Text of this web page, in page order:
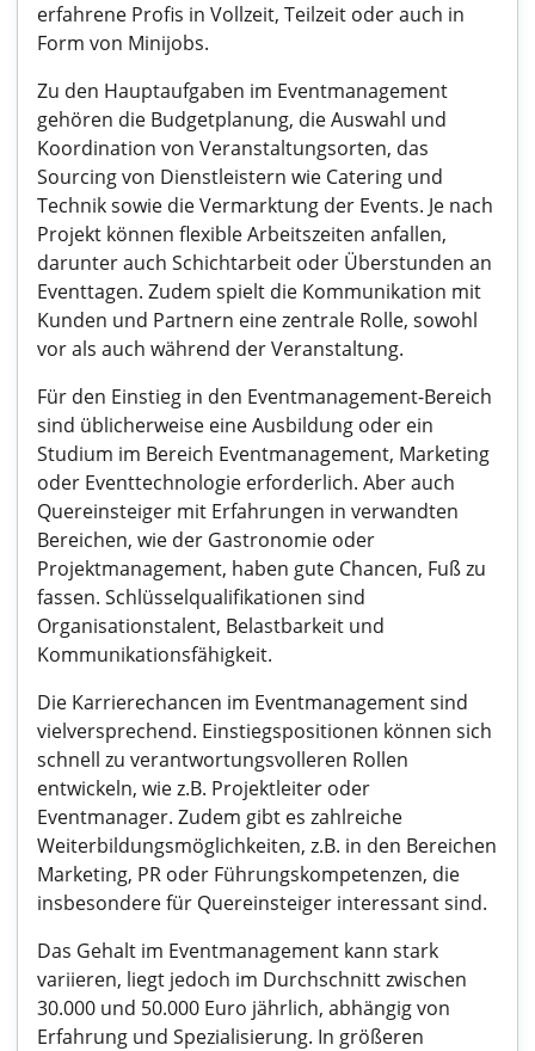
erfahrene Profis in Vollzeit, Teilzeit oder auch in
Form von Minijobs.
Zu den Hauptaufgaben im Eventmanagement
gehören die Budgetplanung, die Auswahl und
Koordination von Veranstaltungsorten, das
Sourcing von Dienstleistern wie Catering und
Technik sowie die Vermarktung der Events. Je nach
Projekt können flexible Arbeitszeiten anfallen,
darunter auch Schichtarbeit oder Überstunden an
Eventtagen. Zudem spielt die Kommunikation mit
Kunden und Partnern eine zentrale Rolle, sowohl
vor als auch während der Veranstaltung.
Für den Einstieg in den Eventmanagement-Bereich
sind üblicherweise eine Ausbildung oder ein
Studium im Bereich Eventmanagement, Marketing
oder Eventtechnologie erforderlich. Aber auch
Quereinsteiger mit Erfahrungen in verwandten
Bereichen, wie der Gastronomie oder
Projektmanagement, haben gute Chancen, Fuß zu
fassen. Schlüsselqualifikationen sind
Organisationstalent, Belastbarkeit und
Kommunikationsfähigkeit.
Die Karrierechancen im Eventmanagement sind
vielversprechend. Einstiegspositionen können sich
schnell zu verantwortungsvolleren Rollen
entwickeln, wie z.B. Projektleiter oder
Eventmanager. Zudem gibt es zahlreiche
Weiterbildungsmöglichkeiten, z.B. in den Bereichen
Marketing, PR oder Führungskompetenzen, die
insbesondere für Quereinsteiger interessant sind.
Das Gehalt im Eventmanagement kann stark
variieren, liegt jedoch im Durchschnitt zwischen
30.000 und 50.000 Euro jährlich, abhängig von
Erfahrung und Spezialisierung. In größeren